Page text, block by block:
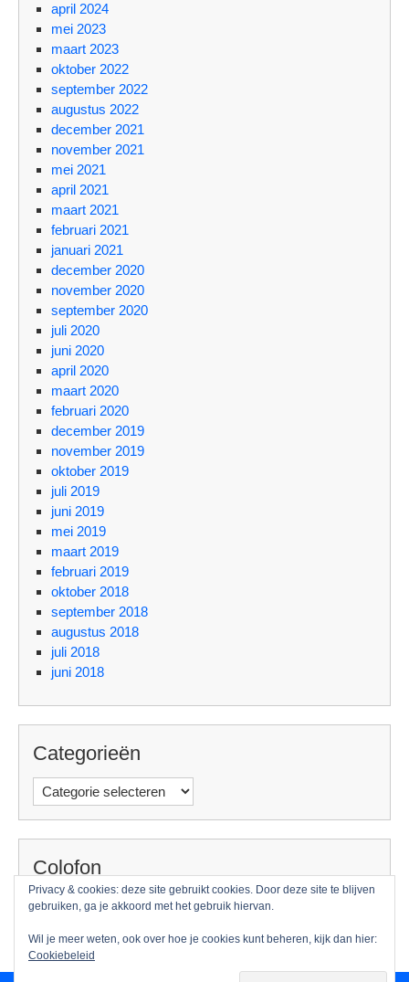
april 2024
mei 2023
maart 2023
oktober 2022
september 2022
augustus 2022
december 2021
november 2021
mei 2021
april 2021
maart 2021
februari 2021
januari 2021
december 2020
november 2020
september 2020
juli 2020
juni 2020
april 2020
maart 2020
februari 2020
december 2019
november 2019
oktober 2019
juli 2019
juni 2019
mei 2019
maart 2019
februari 2019
oktober 2018
september 2018
augustus 2018
juli 2018
juni 2018
Categorieën
Categorieën
Colofon
Foto: Guido Benschop
Privacy & cookies: deze site gebruikt cookies. Door deze site te blijven
gebruiken, ga je akkoord met het gebruik hiervan.
Wil je meer weten, ook over hoe je cookies kunt beheren, kijk dan hier:
Cookiebeleid